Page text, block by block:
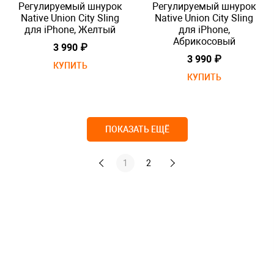
Регулируемый шнурок
Native Union City Sling
для iPhone, Желтый
3 990 ₽
КУПИТЬ
Регулируемый шнурок
Native Union City Sling
для iPhone,
Абрикосовый
3 990 ₽
КУПИТЬ
ПОКАЗАТЬ ЕЩЁ
1 2